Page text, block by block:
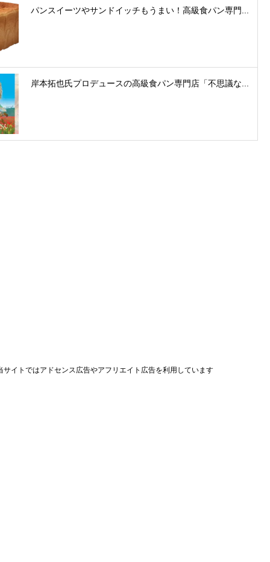
パンスイーツやサンドイッチもうまい！高級食パン専門...
岸本拓也氏プロデュースの高級食パン専門店「不思議な...
サイトではアドセンス広告やアフリエイト広告を利用しています